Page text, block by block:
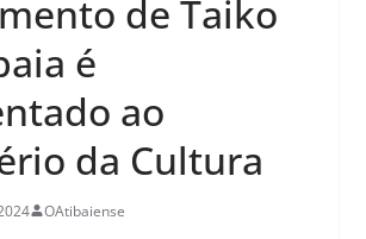
de Taiko
é
ao
da Cultura
OAtibaiense